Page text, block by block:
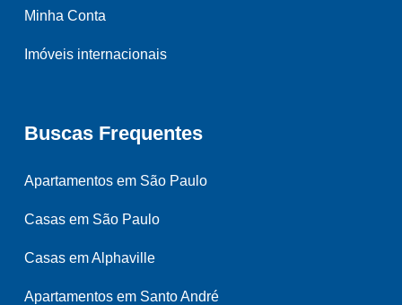
Minha Conta
Imóveis internacionais
Buscas Frequentes
Apartamentos em São Paulo
Casas em São Paulo
Casas em Alphaville
Apartamentos em Santo André